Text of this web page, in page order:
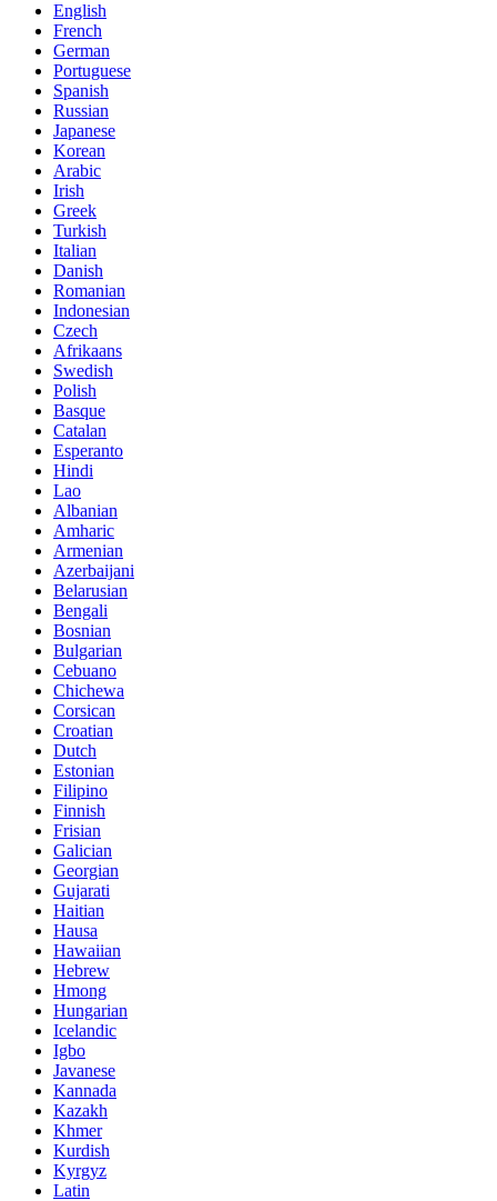
English
French
German
Portuguese
Spanish
Russian
Japanese
Korean
Arabic
Irish
Greek
Turkish
Italian
Danish
Romanian
Indonesian
Czech
Afrikaans
Swedish
Polish
Basque
Catalan
Esperanto
Hindi
Lao
Albanian
Amharic
Armenian
Azerbaijani
Belarusian
Bengali
Bosnian
Bulgarian
Cebuano
Chichewa
Corsican
Croatian
Dutch
Estonian
Filipino
Finnish
Frisian
Galician
Georgian
Gujarati
Haitian
Hausa
Hawaiian
Hebrew
Hmong
Hungarian
Icelandic
Igbo
Javanese
Kannada
Kazakh
Khmer
Kurdish
Kyrgyz
Latin